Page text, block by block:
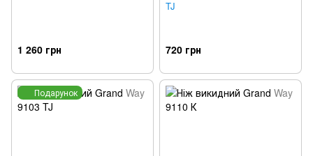
1 260 грн
TJ
720 грн
Подарунок